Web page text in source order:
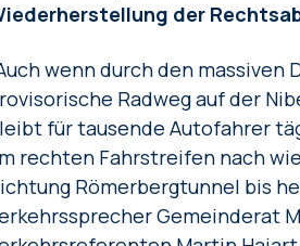
der
wenn durch den
Radweg auf der
für tausende Autofahrer
rechten Fahrstreifen nach
Römerbergtunnel bis
Gemeinderat